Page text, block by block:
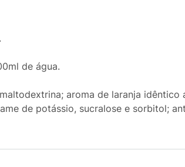
de água.
aroma de laranja idêntico
de potássio, sucralose e sorbitol;